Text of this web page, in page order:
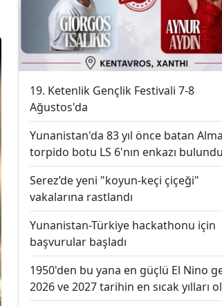
19. Ketenlik Gençlik Festivali 7-8
Ağustos'da
Yunanistan'da 83 yıl önce batan
torpido botu LS 6'nın enkazı bulundu
Serez’de yeni "koyun-keçi çiçeği"
vakalarına rastlandı
Yunanistan-Türkiye hackathonu için
başvurular başladı
1950'den bu yana en güçlü El Nino
2026 ve 2027 tarihin en sıcak yılları